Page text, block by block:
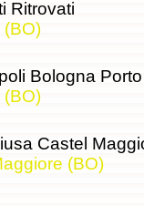
Ritrovati
(BO)
Bologna Porto
(BO)
Castel
(BO)